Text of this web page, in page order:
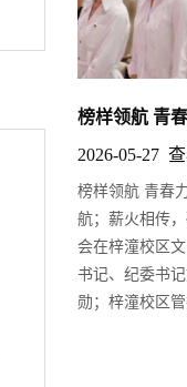
榜样领航 青
2026-05-27
榜样领航 青春
航；薪火相传
会在梓潼校区
书记、纪委书
勋；梓潼校区